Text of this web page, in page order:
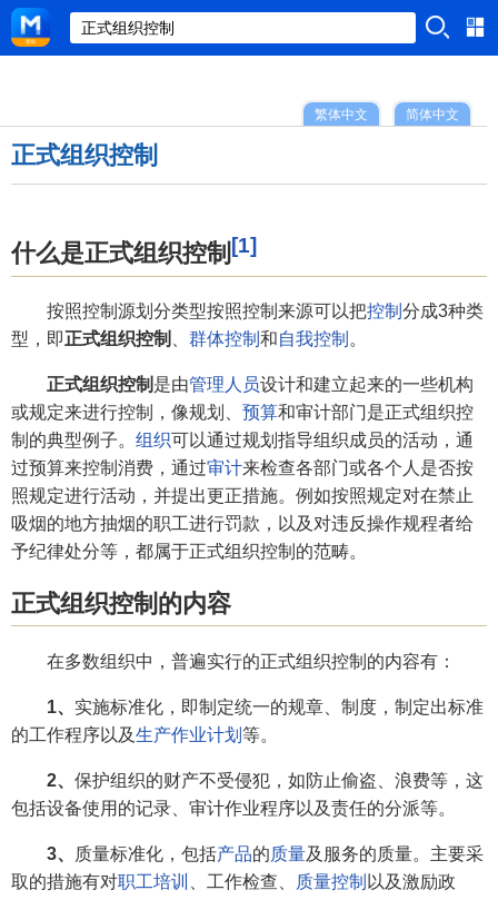
简体中文
繁体中文
正式组织控制
什么是正式组织控制 [1]
按照控制源划分类型按照控制来源可以把控制 分成3种类
型，即正式组织控制 群体控制 和自我控制 。
正式组织控制 是由管理人员设计和建立起来的一些机构
或规定来进行控制，像规划、 预算和审计部门是正式组织控
制的典型例子。 组织可以通过规划指导组织成员的活动，通
过预算来控制消费，通过审计来检查各部门或各个人是否按
照规定进行活动，并提出更正措施。例如按照规定对在禁止
吸烟的地方抽烟的职工进行罚款，以及对违反操作规程者给
予纪律处分等，都属于正式组织控制的范畴。
正式组织控制的内容
在多数组织中，普遍实行的正式组织控制的内容有：
1、 实施标准化，即制定统一的规章、制度，制定出标准
的工作程序以及生产作业计划 等。
2、 保护组织的财产不受侵犯，如防止偷盗、浪费等，这
包括设备使用的记录、审计作业程序以及责任的分派等。
3、 质量标准化，包括产品的质量及服务的质量。主要采
取的措施有对职工培训 、工作检查、 质量控制 以及激励政